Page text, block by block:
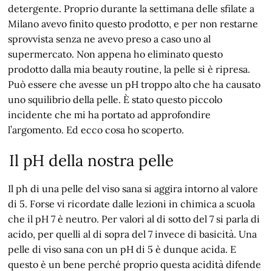
detergente. Proprio durante la settimana delle sfilate a
Milano avevo finito questo prodotto, e per non restarne
sprovvista senza ne avevo preso a caso uno al
supermercato. Non appena ho eliminato questo
prodotto dalla mia beauty routine, la pelle si è ripresa.
Può essere che avesse un pH troppo alto che ha causato
uno squilibrio della pelle. È stato questo piccolo
incidente che mi ha portato ad approfondire
l’argomento. Ed ecco cosa ho scoperto.
Il pH della nostra pelle
Il ph di una pelle del viso sana si aggira intorno al valore
di 5. Forse vi ricordate dalle lezioni in chimica a scuola
che il pH 7 è neutro. Per valori al di sotto del 7 si parla di
acido, per quelli al di sopra del 7 invece di basicità. Una
pelle di viso sana con un pH di 5 è dunque acida. E
questo è un bene perché proprio questa acidità difende